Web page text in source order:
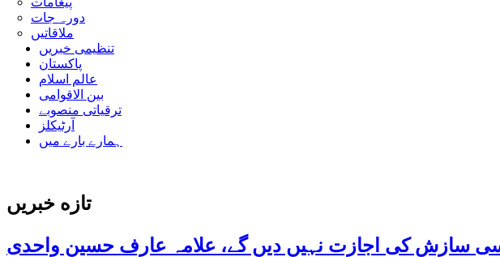
دورہ جات
ملاقاتیں
تنظیمی خبریں
پاکستان
عالم اسلام
بین الاقوامی
ترقیاتی منصوبے
آرٹیکلز
ہمارے بارے میں
تازه خبریں
سازش کی اجازت نہیں دیں گے، علامہ عارف حسین واحدی